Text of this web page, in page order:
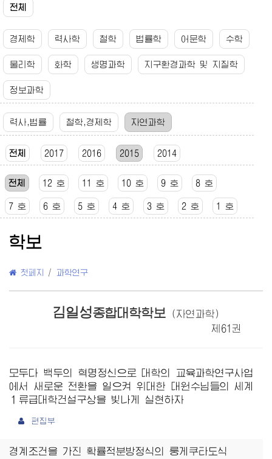
전체
경제학 력사학 철학 법률학 어문학 수학
물리학 화학 생명과학 지구환경과학 및 지질학
정보과학
력사,법률 철학,경제학 자연과학
전체 2017 2016 2015 2014
전체 12 호 11 호 10 호 9 호 8 호
7 호 6 호 5 호 4 호 3 호 2 호 1 호
학보
첫페지 / 과학연구
김일성종합대학학보
(자연과학)
제61권
모두다 백두의 혁명정신으로 대학의 교육과학연구사업
에서 새로운 전환을 일으켜 위대한 대원수님들의 세계
１류급대학건설구상을 빛나게 실현하자
편집부
경계조건을 가진 확률적분방정식의 룽게쿠타도식